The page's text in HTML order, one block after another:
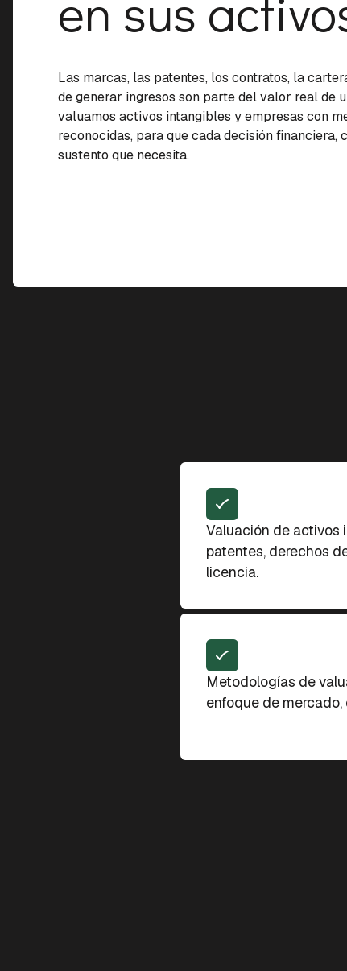
Las marcas, las patentes, los contratos, la
de generar ingresos son parte del valor real de
valuamos activos intangibles y empresas con
reconocidas, para que cada decisión
sustento que necesita.
Valuación de activos
patentes, derechos
licencia.
Metodologías de
enfoque de